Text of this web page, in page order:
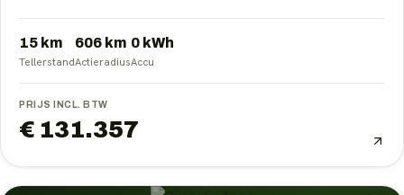
15 km
Tellerstand
606 km
Actieradius
0 kWh
Accu
PRIJS INCL. BTW
€ 131.357